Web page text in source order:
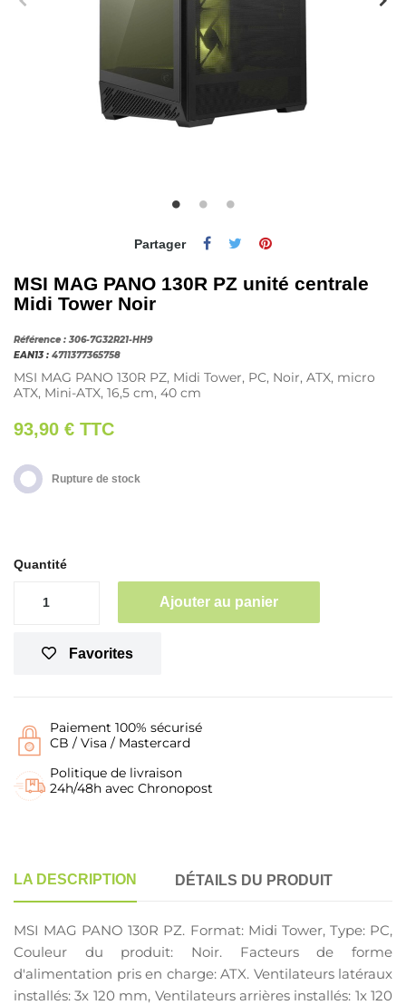
Partager
MSI MAG PANO 130R PZ unité centrale
Midi Tower Noir
Référence : 306-7G32R21-HH9
EAN13 : 4711377365758
MSI MAG PANO 130R PZ, Midi Tower, PC, Noir, ATX, micro
ATX, Mini-ATX, 16,5 cm, 40 cm
93,90 € TTC
Rupture de stock
Quantité
Ajouter au panier
Favorites
Paiement 100% sécurisé
CB / Visa / Mastercard
Politique de livraison
24h/48h avec Chronopost
LA DESCRIPTION DÉTAILS DU PRODUIT
MSI MAG PANO 130R PZ. Format: Midi Tower, Type: PC,
Couleur du produit: Noir. Facteurs de forme
d'alimentation pris en charge: ATX. Ventilateurs latéraux
installés: 3x 120 mm, Ventilateurs arrières installés: 1x 120